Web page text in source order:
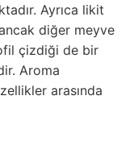
Ayrıca likit
ancak diğer meyve
çizdiği de bir
Aroma
arasında